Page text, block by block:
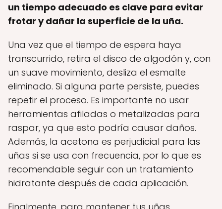
un tiempo adecuado es clave para evitar
frotar y dañar la superficie de la uña.
Una vez que el tiempo de espera haya
transcurrido, retira el disco de algodón y, con
un suave movimiento, desliza el esmalte
eliminado. Si alguna parte persiste, puedes
repetir el proceso. Es importante no usar
herramientas afiladas o metalizadas para
raspar, ya que esto podría causar daños.
Además, la acetona es perjudicial para las
uñas si se usa con frecuencia, por lo que es
recomendable seguir con un tratamiento
hidratante después de cada aplicación.